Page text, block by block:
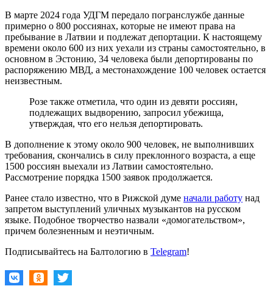
В марте 2024 года УДГМ передало погранслужбе данные
примерно о 800 россиянах, которые не имеют права на
пребывание в Латвии и подлежат депортации. К настоящему
времени около 600 из них уехали из страны самостоятельно, в
основном в Эстонию, 34 человека были депортированы по
распоряжению МВД, а местонахождение 100 человек остается
неизвестным.
Розе также отметила, что один из девяти россиян,
подлежащих выдворению, запросил убежища,
утверждая, что его нельзя депортировать.
В дополнение к этому около 900 человек, не выполнивших
требования, скончались в силу преклонного возраста, а еще
1500 россиян выехали из Латвии самостоятельно.
Рассмотрение порядка 1500 заявок продолжается.
Ранее стало известно, что в Рижской думе начали работу над
запретом выступлений уличных музыкантов на русском
языке. Подобное творчество назвали «домогательством»,
причем болезненным и неэтичным.
Подписывайтесь на Балтологию в Telegram!